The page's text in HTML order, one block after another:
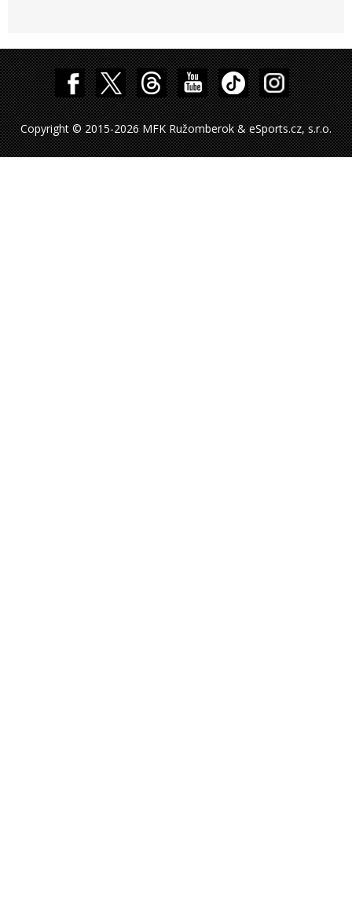
Copyright © 2015-2026 MFK Ružomberok & eSports.cz, s.r.o.